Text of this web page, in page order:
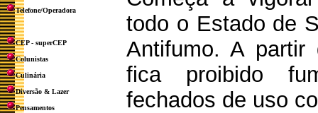
Telefone/Operadora
CEP - superCEP
Colunistas
Culinária
Diversão & Lazer
Pensamentos
todo o Estado de
Antifumo. A
fica proibido
fechados de uso